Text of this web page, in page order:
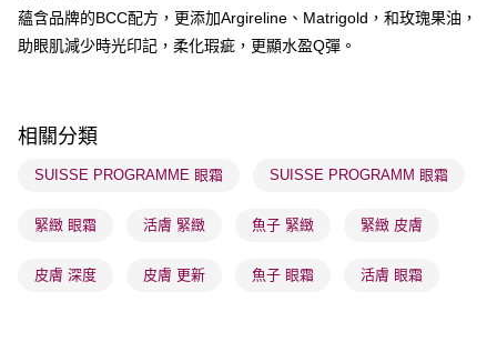
順豐站及營業點 - 確認發貨後1-3個工作天送達
物流公司進行物流配送
每筆HK$65.00，滿HK$300.00或以上免運費
(香港門市) 只顯示可選門市。確認發貨後2-5個工作天到店，3天內
每筆HK$20.00，滿HK$100.00或以上免運費
蘊含品牌的BCC配方，更添加Argireline、Matrigold，和玫瑰果油，
助眼肌減少時光印記，柔化瑕疵，更顯水盈Q彈。
相關分類
SUISSE PROGRAMME 眼霜 SUISSE PROGRAMM 眼霜
緊緻 眼霜 活膚 緊緻 魚子 緊緻 緊緻 皮膚
皮膚 深度 皮膚 更新 魚子 眼霜 活膚 眼霜